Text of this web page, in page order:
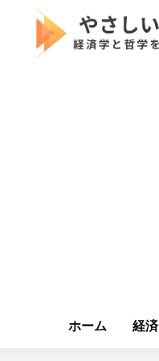
ホーム 経済